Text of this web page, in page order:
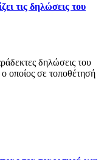
τις δηλώσεις του
δηλώσεις του
οποίος σε τοποθέτησή